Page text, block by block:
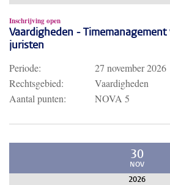
Inschrijving open
Vaardigheden -
juristen
Periode:
27 november 2026
Rechtsgebied:
Vaardigheden
Aantal punten:
NOVA 5
30
NOV
2026